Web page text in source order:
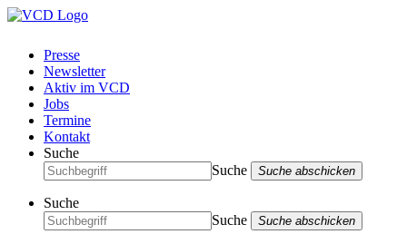
Presse
Newsletter
Aktiv im VCD
Jobs
Termine
Kontakt
Suche
Suche
Suche abschicken
Suche
Suche
Suche abschicken